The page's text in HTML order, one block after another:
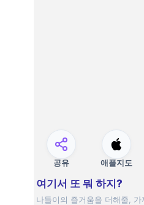
공유 애플지도
여기서 또 뭐 하지?
나들이의 즐거움을 더해줄,